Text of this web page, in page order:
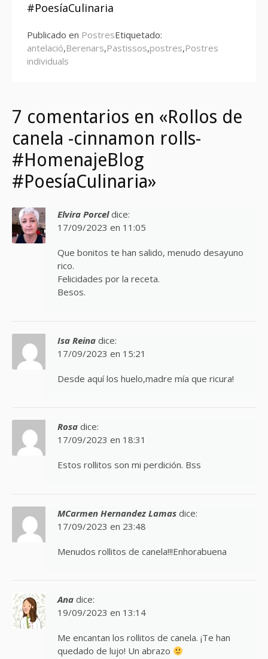
#PoesíaCulinaria
Publicado en PostresEtiquetado:
antelació,Berenars,Pastissos,postres,Postres
individuals
7 comentarios en «Rollos de
canela -cinnamon rolls-
#HomenajeBlog
#PoesíaCulinaria»
Elvira Porcel dice:
17/09/2023 en 11:05
Que bonitos te han salido, menudo desayuno
rico.
Felicidades por la receta.
Besos.
Isa Reina dice:
17/09/2023 en 15:21
Desde aquí los huelo,madre mía que ricura!
Rosa dice:
17/09/2023 en 18:31
Estos rollitos son mi perdición. Bss
MCarmen Hernandez Lamas dice:
17/09/2023 en 23:48
Menudos rollitos de canela!!!Enhorabuena
Ana dice:
19/09/2023 en 13:14
Me encantan los rollitos de canela. ¡Te han
quedado de lujo! Un abrazo